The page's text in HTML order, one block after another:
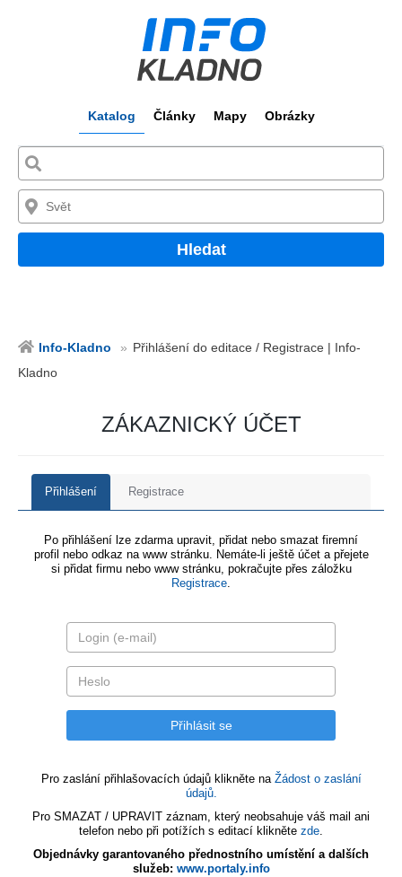
Katalog Články Mapy Obrázky
Hledat
Info-Kladno
Přihlášení do editace / Registrace | Info-
Kladno
ZÁKAZNICKÝ ÚČET
Přihlášení Registrace
Po přihlášení lze zdarma upravit, přidat nebo smazat firemní
profil nebo odkaz na www stránku. Nemáte-li ještě účet a přejete
si přidat firmu nebo www stránku, pokračujte přes záložku
Registrace.
Pro zaslání přihlašovacích údajů klikněte na Žádost o zaslání
údajů.
Pro SMAZAT / UPRAVIT záznam, který neobsahuje váš mail ani
telefon nebo při potížích s editací klikněte zde.
Objednávky garantovaného přednostního umístění a dalších
služeb: www.portaly.info